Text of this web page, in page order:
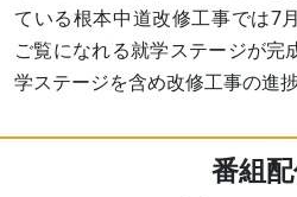
ている根本中道改修工事では7
ご覧になれる就学ステージが完
学ステージを含め改修工事の進
番組